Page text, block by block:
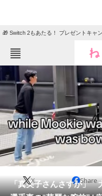
🎁 Switch 2もあたる！ プレゼントキャ
ねとらぼメニュー
TOP
エンタメ
グルメ
住まい
動物
会員記事
「真美子さんさすが」
X Share